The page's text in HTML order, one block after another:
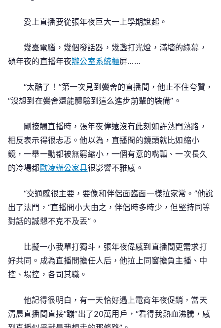
愛上直播要從張年夜巨大一上學期說起。
幾臺電腦，幾個發話器，幾盞打光燈，滿墻的綠幕，
碩年夜的直播年夜辦公室系統櫃屏……
“太酷了！”第一次見到黌舍的直播間，他止不住夸贊，
“沒想到在黌舍還能體驗到這么進步前輩的裝備”。
剛接觸直播時，張年夜偉遠沒有此刻如許熟門熟路，
相反表示得很忐忑。他以為，直播間的鏡頭就比如縮小
鏡，一舉一動都被無窮縮小，一個有意的嘴瓢、一次長久
的冷場都歐凌辦公家具很影響不雅感。
“交通感很主要，要像和伴侶面臨面一樣拉家常。”他說
出了法門，“直播間小大由之，伴侶時多時少，但堅持同等
對話的誠懇不克不及丟”。
比擬一小我單打獨斗，張年夜偉感到直播間更需求打
好共同。成為直播間擔任人后，他拉上同窗擔負主播、中
控、場控，各司其職。
他記得很明白，有一天恰好遇上電商年夜促銷，當天
清晨直播間直接“蹦”出了20萬用戶，“看得我熱血沸騰，感